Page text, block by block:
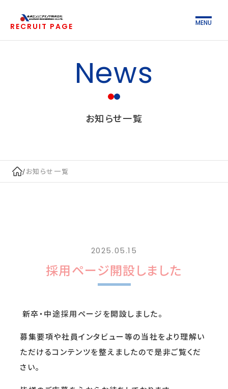
RECRUIT PAGE MENU
News
お知らせ一覧
/お知らせ一覧
2025.05.15
採用ページ開設しました
新卒・中途採用ページを開設しました。
募集要項や社員インタビュー等の当社をより理解い
ただけるコンテンツを整えましたので是非ご覧くだ
さい。